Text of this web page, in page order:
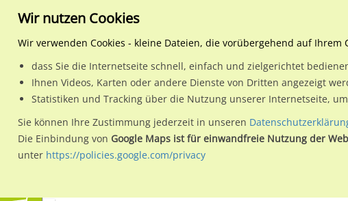
Planen &
Wähle den Werbestandort:
Wir nutzen Cookies
Wir verwenden Cookies - kleine Dateien, die vorübergehend auf
dass Sie die Internetseite schnell, einfach und zielgerichtet
Ihnen Videos, Karten oder andere Dienste von Dritten angezeigt
Statistiken und Tracking über die Nutzung unserer Internetseite,
Sie können Ihre Zustimmung jederzeit in unseren
Die Einbindung von Google Maps ist für einwandfreie Nutzung der
unter https://policies.google.com/privacy